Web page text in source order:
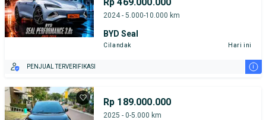
2024 - 5.000-10.000 km
BYD Seal
Cilandak Hari ini
PENJUAL TERVERIFIKASI i
Rp 189.000.000
2025 - 0-5.000 km